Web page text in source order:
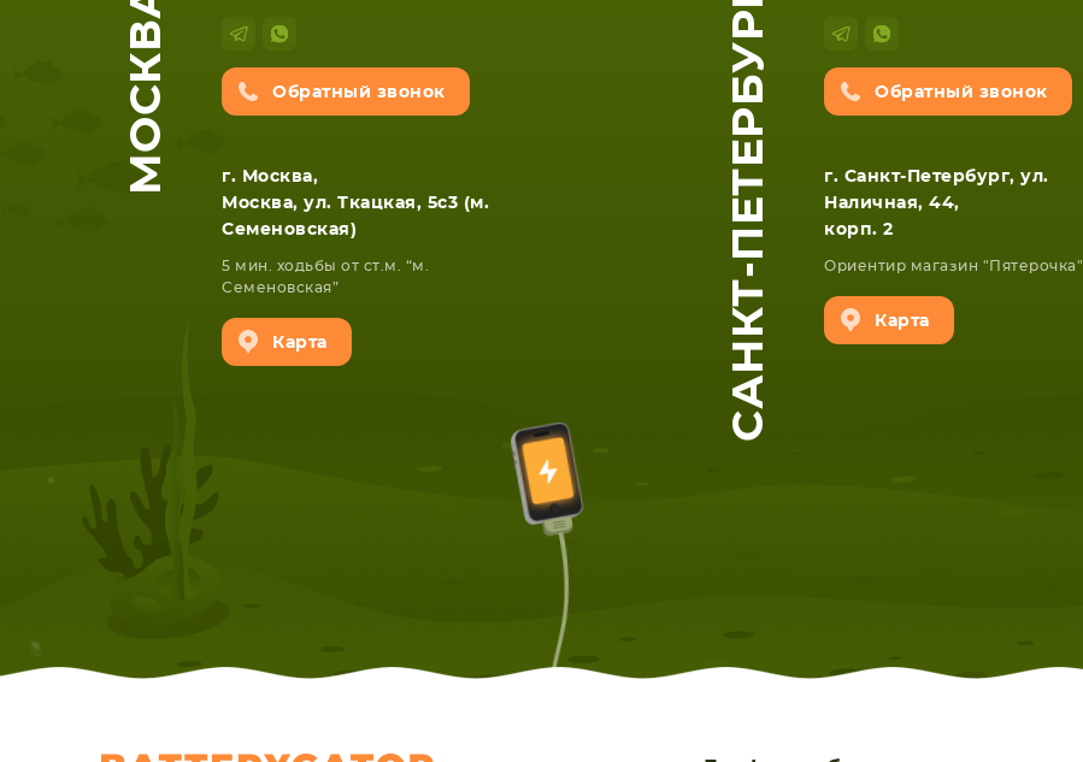
НОУТБУКА ПЛАНШЕТА СМАРТФОНА
МОСКВА Обратный звонок
г. Москва,
Москва, ул. Ткацкая, 5с3 (м.
Семеновская)
5 мин. ходьбы от ст.м. “м.
Семеновская”
Карта САНКТ-ПЕТЕРБУРГ Обратный звонок
г. Санкт-Петербург, ул.
Наличная, 44,
корп. 2
Ориентир магазин "Пятерочка"
Карта